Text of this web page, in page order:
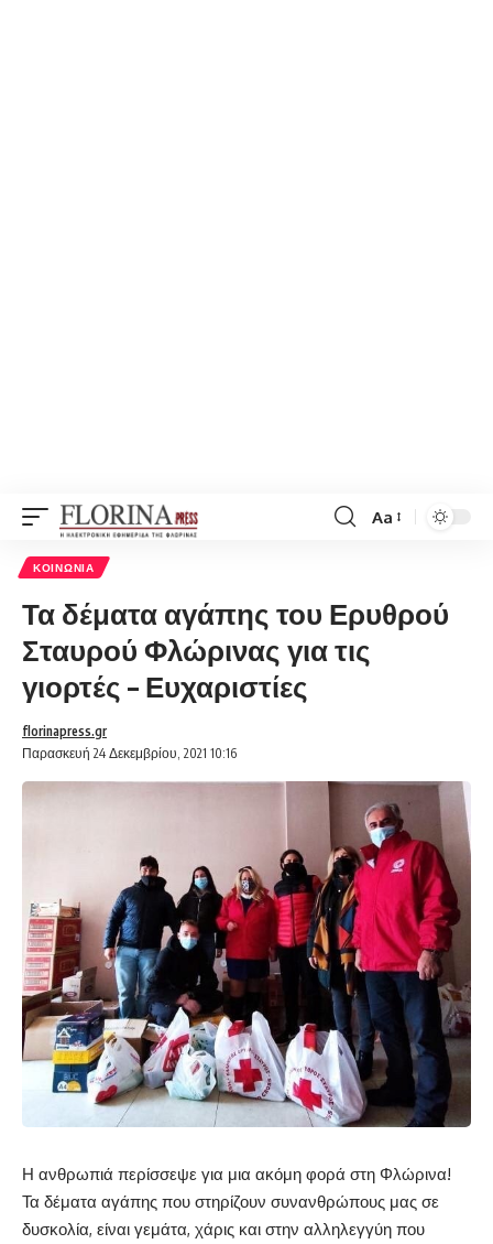
Font
Aa
ΚΟΙΝΩΝΊΑ
Τα δέματα αγάπης του Ερυθρού
Σταυρού Φλώρινας για τις
γιορτές – Ευχαριστίες
Παρασκευή 24 Δεκεμβρίου, 2021 10:16
florinapress.gr
Η ανθρωπιά περίσσεψε για μια ακόμη φορά στη Φλώρινα!
Τα δέματα αγάπης που στηρίζουν συνανθρώπους μας σε
δυσκολία, είναι γεμάτα, χάρις και στην αλληλεγγύη που